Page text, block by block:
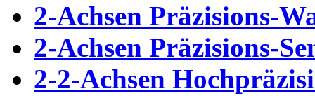
2-Achsen Präzisions-
2-Achsen Präzisions-
2-2-Achsen